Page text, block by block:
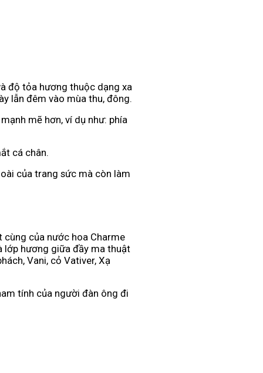
độ tỏa hương thuộc dạng xa
lẫn đêm vào mùa thu, đông.
mẽ hơn, ví dụ như: phía
cá chân.
của trang sức mà còn làm
của nước hoa Charme
lớp hương giữa đầy ma thuật
Vani, cỏ Vativer, Xạ
tính của người đàn ông đi